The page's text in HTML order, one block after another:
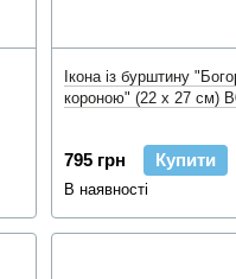
Ікона із бурштину
короною" (22 x 27 см)
795 грн Купити
В наявності